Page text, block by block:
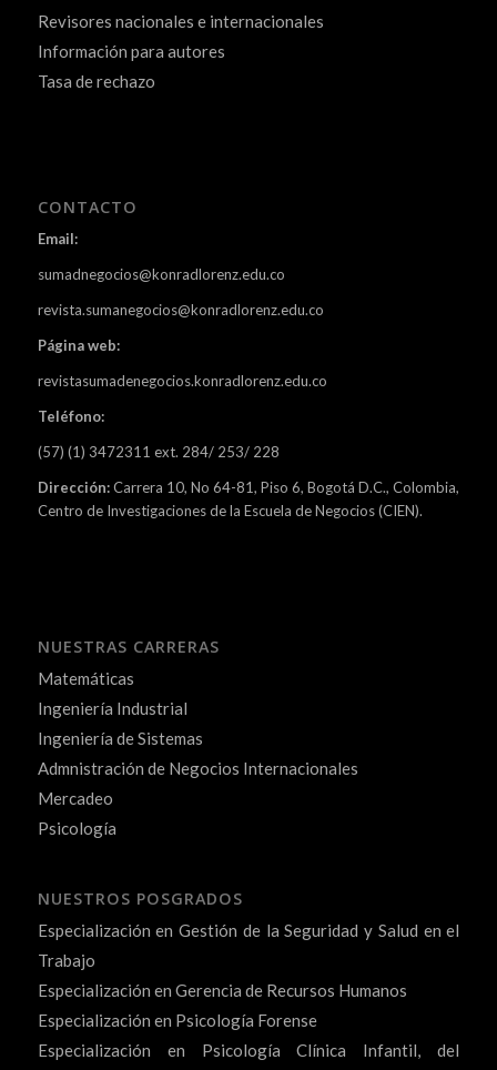
Revisores nacionales e internacionales
Información para autores
Tasa de rechazo
CONTACTO
Email:
sumadnegocios@konradlorenz.edu.co
revista.sumanegocios@konradlorenz.edu.co
Página web:
revistasumadenegocios.konradlorenz.edu.co
Teléfono:
(57) (1) 3472311 ext. 284/ 253/ 228
Dirección:Carrera 10, No 64-81, Piso 6, Bogotá D.C., Colombia,
Centro de Investigaciones de la Escuela de Negocios (CIEN).
NUESTRAS CARRERAS
Matemáticas
Ingeniería Industrial
Ingeniería de Sistemas
Admnistración de Negocios Internacionales
Mercadeo
Psicología
NUESTROS POSGRADOS
Especialización en Gestión de la Seguridad y Salud en el
Trabajo
Especialización en Gerencia de Recursos Humanos
Especialización en Psicología Forense
Especialización en Psicología Clínica Infantil, del